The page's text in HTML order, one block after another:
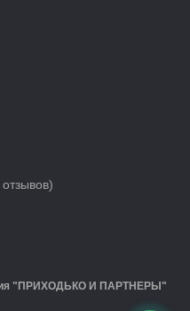
"ПРИХОДЬКО И ПАРТНЕРЫ"